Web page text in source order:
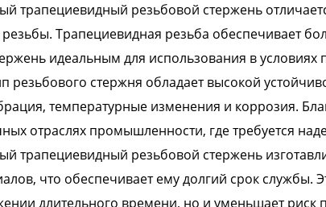
трапециевидный резьбовой стержень
Трапециевидная резьба обеспечивает
идеальным для использования в
резьбового стержня обладает высокой
температурные изменения и коррозия.
отраслях промышленности, где требуется
трапециевидный резьбовой стержень
что обеспечивает ему долгий срок службы.
длительного времени, но и уменьшает риск